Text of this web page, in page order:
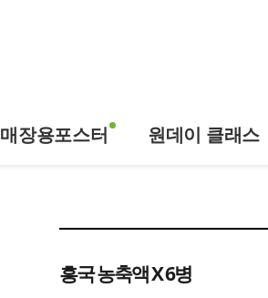
매장용포스터 원데이 클래스
흥국 농축액 X 6병